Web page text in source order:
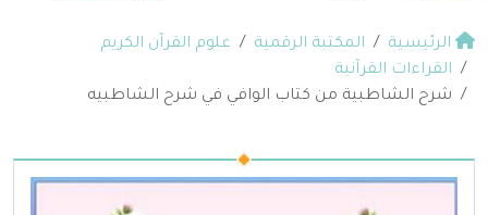
الرئيسية المكتبة الرقمية
علوم القرآن الكريم
القراءات القرآنية
شرح الشاطبية من كتاب الوافي في شرح الشاطبيه